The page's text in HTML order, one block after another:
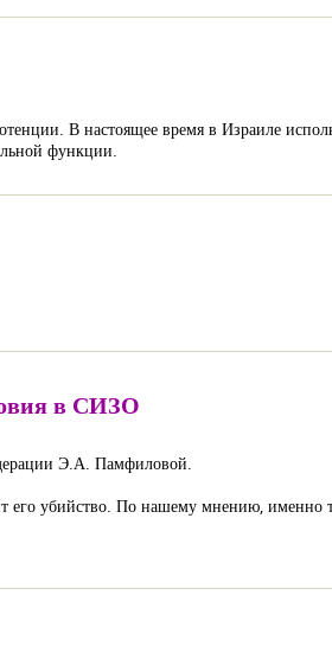
В настоящее время в Израиле
функции.
в СИЗО
Э.А. Памфиловой.
его убийство. По нашему мнению, именно